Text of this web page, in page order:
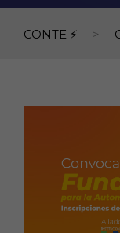
CONTE ⚡ >